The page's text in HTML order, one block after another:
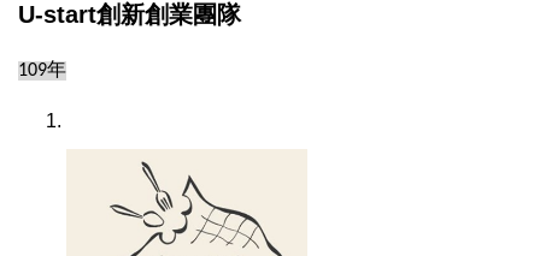
U-start創新創業團隊
109年